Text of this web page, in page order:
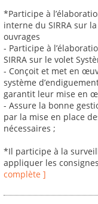
*Participe à
interne du SIRRA sur
ouvrages
- Participe à
SIRRA sur le volet
- Conçoit et met en
système
garantit leur mise en
- Assure la bonne
par la mise en place
nécessaires ;
*Il participe à la
appliquer les
complète ]